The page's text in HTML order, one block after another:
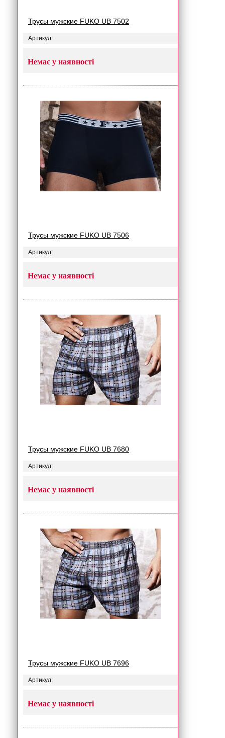
Трусы мужские FUKO UB 7502
Артикул:
Немає у наявності
Трусы мужские FUKO UB 7506
Артикул:
Немає у наявності
Трусы мужские FUKO UB 7680
Артикул:
Немає у наявності
Трусы мужские FUKO UB 7696
Артикул:
Немає у наявності